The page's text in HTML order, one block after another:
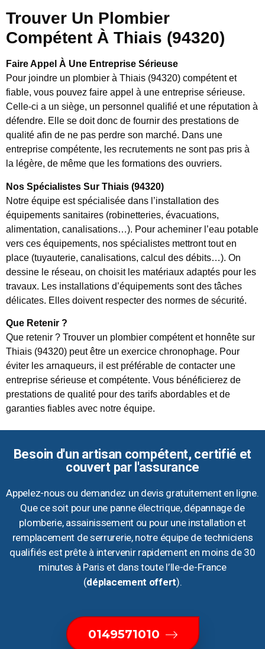
Trouver Un Plombier
Compétent À Thiais (94320)
Faire Appel À Une Entreprise Sérieuse
Pour joindre un plombier à Thiais (94320) compétent et
fiable, vous pouvez faire appel à une entreprise sérieuse.
Celle-ci a un siège, un personnel qualifié et une réputation à
défendre. Elle se doit donc de fournir des prestations de
qualité afin de ne pas perdre son marché. Dans une
entreprise compétente, les recrutements ne sont pas pris à
la légère, de même que les formations des ouvriers.
Nos Spécialistes Sur Thiais (94320)
Notre équipe est spécialisée dans l’installation des
équipements sanitaires (robinetteries, évacuations,
alimentation, canalisations…). Pour acheminer l’eau potable
vers ces équipements, nos spécialistes mettront tout en
place (tuyauterie, canalisations, calcul des débits…). On
dessine le réseau, on choisit les matériaux adaptés pour les
travaux. Les installations d’équipements sont des tâches
délicates. Elles doivent respecter des normes de sécurité.
Que Retenir ?
Que retenir ? Trouver un plombier compétent et honnête sur
Thiais (94320) peut être un exercice chronophage. Pour
éviter les arnaqueurs, il est préférable de contacter une
entreprise sérieuse et compétente. Vous bénéficierez de
prestations de qualité pour des tarifs abordables et de
garanties fiables avec notre équipe.
Besoin d'un artisan compétent, certifié et
couvert par l'assurance
Appelez-nous ou demandez un devis gratuitement en ligne.
Que ce soit pour une panne électrique, dépannage de
plomberie, assainissement ou pour une installation et
remplacement de serrurerie, notre équipe de techniciens
qualifiés est prête à intervenir rapidement en moins de 30
minutes à Paris et dans toute l’Ile-de-France
(déplacement offert).
0149571010